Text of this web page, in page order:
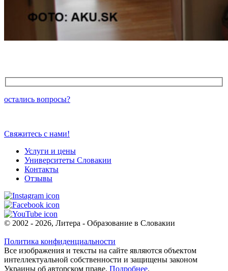
остались вопросы?
Свяжитесь с нами!
Услуги и цены
Университеты Словакии
Контакты
Отзывы
© 2002 - 2026, Литера - Образование в Словакии
Политика конфиденциальности
Все изображения и тексты на сайте являются объектом
интеллектуальной собственности и защищены законом
Украины об авторском праве. Подробнее.